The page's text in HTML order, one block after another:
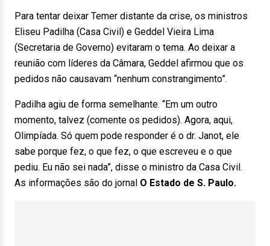
Para tentar deixar Temer distante da crise, os ministros
Eliseu Padilha (Casa Civil) e Geddel Vieira Lima
(Secretaria de Governo) evitaram o tema. Ao deixar a
reunião com líderes da Câmara, Geddel afirmou que os
pedidos não causavam “nenhum constrangimento”.
Padilha agiu de forma semelhante. “Em um outro
momento, talvez (comente os pedidos). Agora, aqui,
Olimpíada. Só quem pode responder é o dr. Janot, ele
sabe porque fez, o que fez, o que escreveu e o que
pediu. Eu não sei nada”, disse o ministro da Casa Civil.
As informações são do jornal O Estado de S. Paulo.